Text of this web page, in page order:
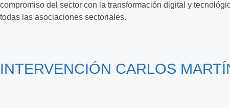
compromiso del sector con la transformación digital y
todas las asociaciones sectoriales.
INTERVENCIÓN CARLOS